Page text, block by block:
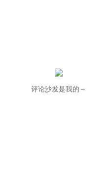
评论沙发是我的～